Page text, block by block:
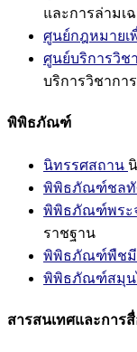
และการล่ามเ
ศูนย์กฎหมายเ
ศูนย์บริการวิช
บริการวิชากา
พิพิธภัณฑ์
นิทรรศสถาน
พิพิธภัณฑ์ชลทั
พิพิธภัณฑ์พระ
ราชฐาน
พิพิธภัณฑ์พืชมี
พิพิธภัณฑ์สมุน
สารสนเทศและการ